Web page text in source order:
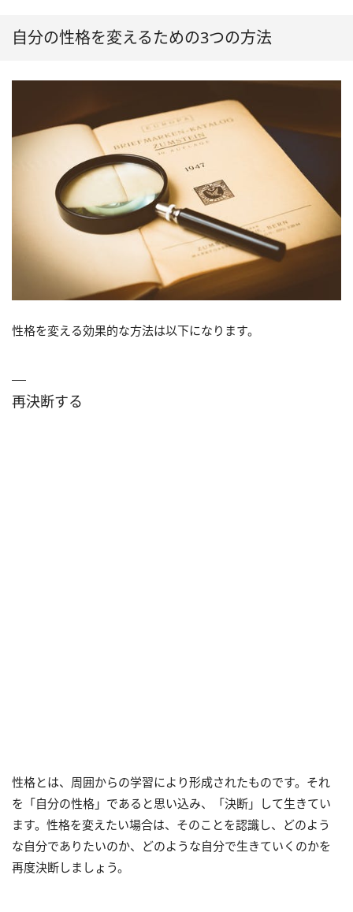
自分の性格を変えるための3つの方法
性格を変える効果的な方法は以下になります。
再決断する
性格とは、周囲からの学習により形成されたものです。それ
を「自分の性格」であると思い込み、「決断」して生きてい
ます。性格を変えたい場合は、そのことを認識し、どのよう
な自分でありたいのか、どのような自分で生きていくのかを
再度決断しましょう。